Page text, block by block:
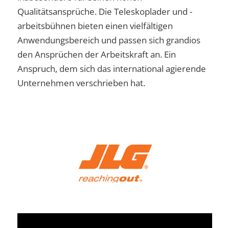
Qualitätsansprüche. Die Teleskoplader und -
arbeitsbühnen bieten einen vielfältigen
Anwendungsbereich und passen sich grandios
den Ansprüchen der Arbeitskraft an. Ein
Anspruch, dem sich das international agierende
Unternehmen verschrieben hat.